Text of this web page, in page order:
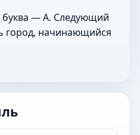
буква — А. Следующий
город, начинающийся